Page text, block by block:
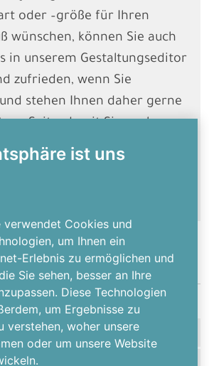
ist uns
verwendet Cookies und
um Ihnen ein
Erlebnis zu ermöglichen und
Sie sehen, besser an Ihre
Diese Technologien
um Ergebnisse zu
verstehen, woher unsere
oder um unsere Website
oder –größe für Ihren
wünschen, können Sie auch
in unserem Gestaltungseditor
zufrieden, wenn Sie
stehen Ihnen daher gerne
Ihre individuelle
für IT Firmen in den Händen